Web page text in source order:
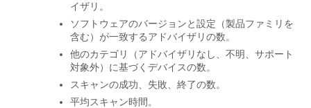
イザリ。
ソフトウェアのバージョンと設定（製品ファミリを
含む）が一致するアドバイザリの数。
他のカテゴリ（アドバイザリなし、不明、サポート
対象外）に基づくデバイスの数。
スキャンの成功、失敗、終了の数。
平均スキャン時間。